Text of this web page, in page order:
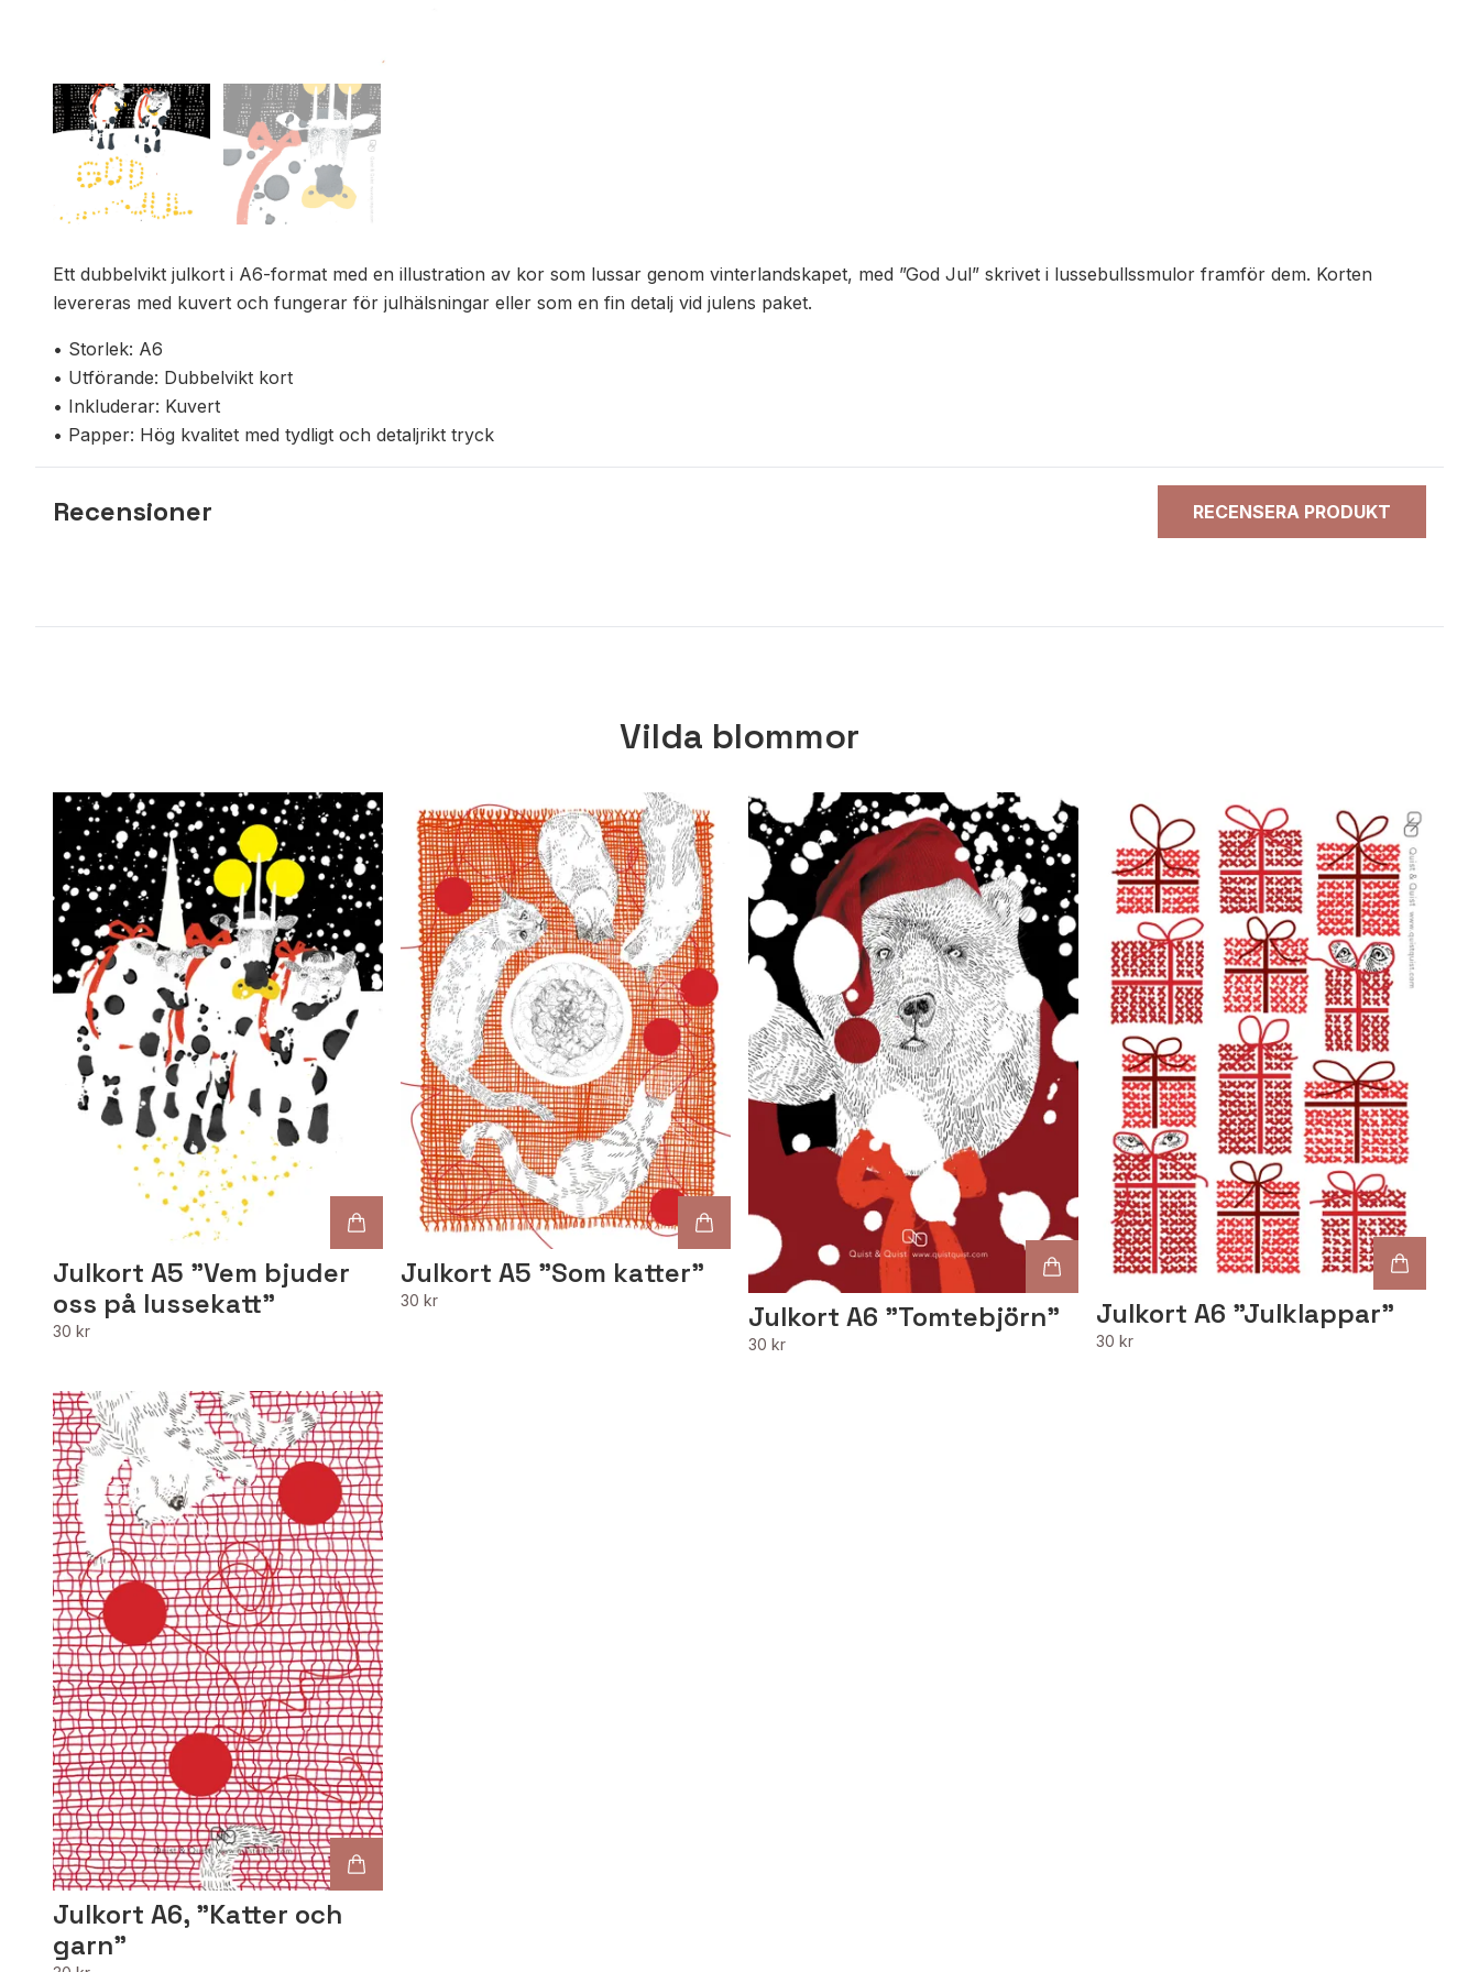
Ett dubbelvikt julkort i A6-format med en illustration av kor som lussar genom vinterlandskapet, med ”God Jul” skrivet i lussebullssmulor framför dem. Korten
levereras med kuvert och fungerar för julhälsningar eller som en fin detalj vid julens paket.
• Storlek: A6
• Utförande: Dubbelvikt kort
• Inkluderar: Kuvert
• Papper: Hög kvalitet med tydligt och detaljrikt tryck
Recensioner RECENSERA PRODUKT
Vilda blommor
Julkort A5 "Vem bjuder
oss på lussekatt"
30 kr
Julkort A5 "Som katter"
30 kr Julkort A6 "Tomtebjörn"
30 kr
Julkort A6 "Julklappar"
30 kr
Julkort A6, "Katter och
garn"